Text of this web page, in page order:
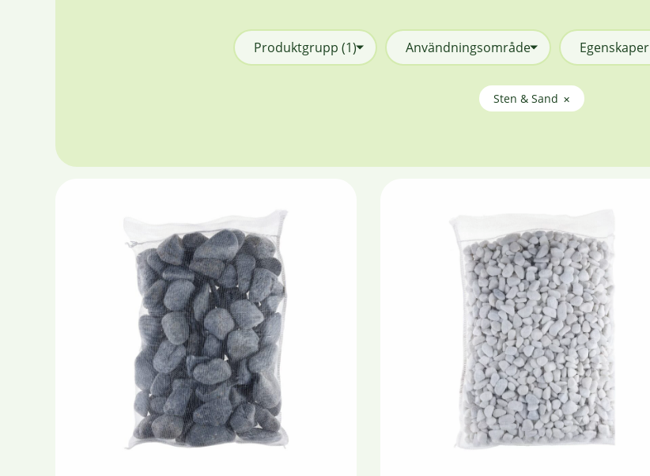
Produktgrupp (1) Användningsområde Egenskaper
Sten & Sand